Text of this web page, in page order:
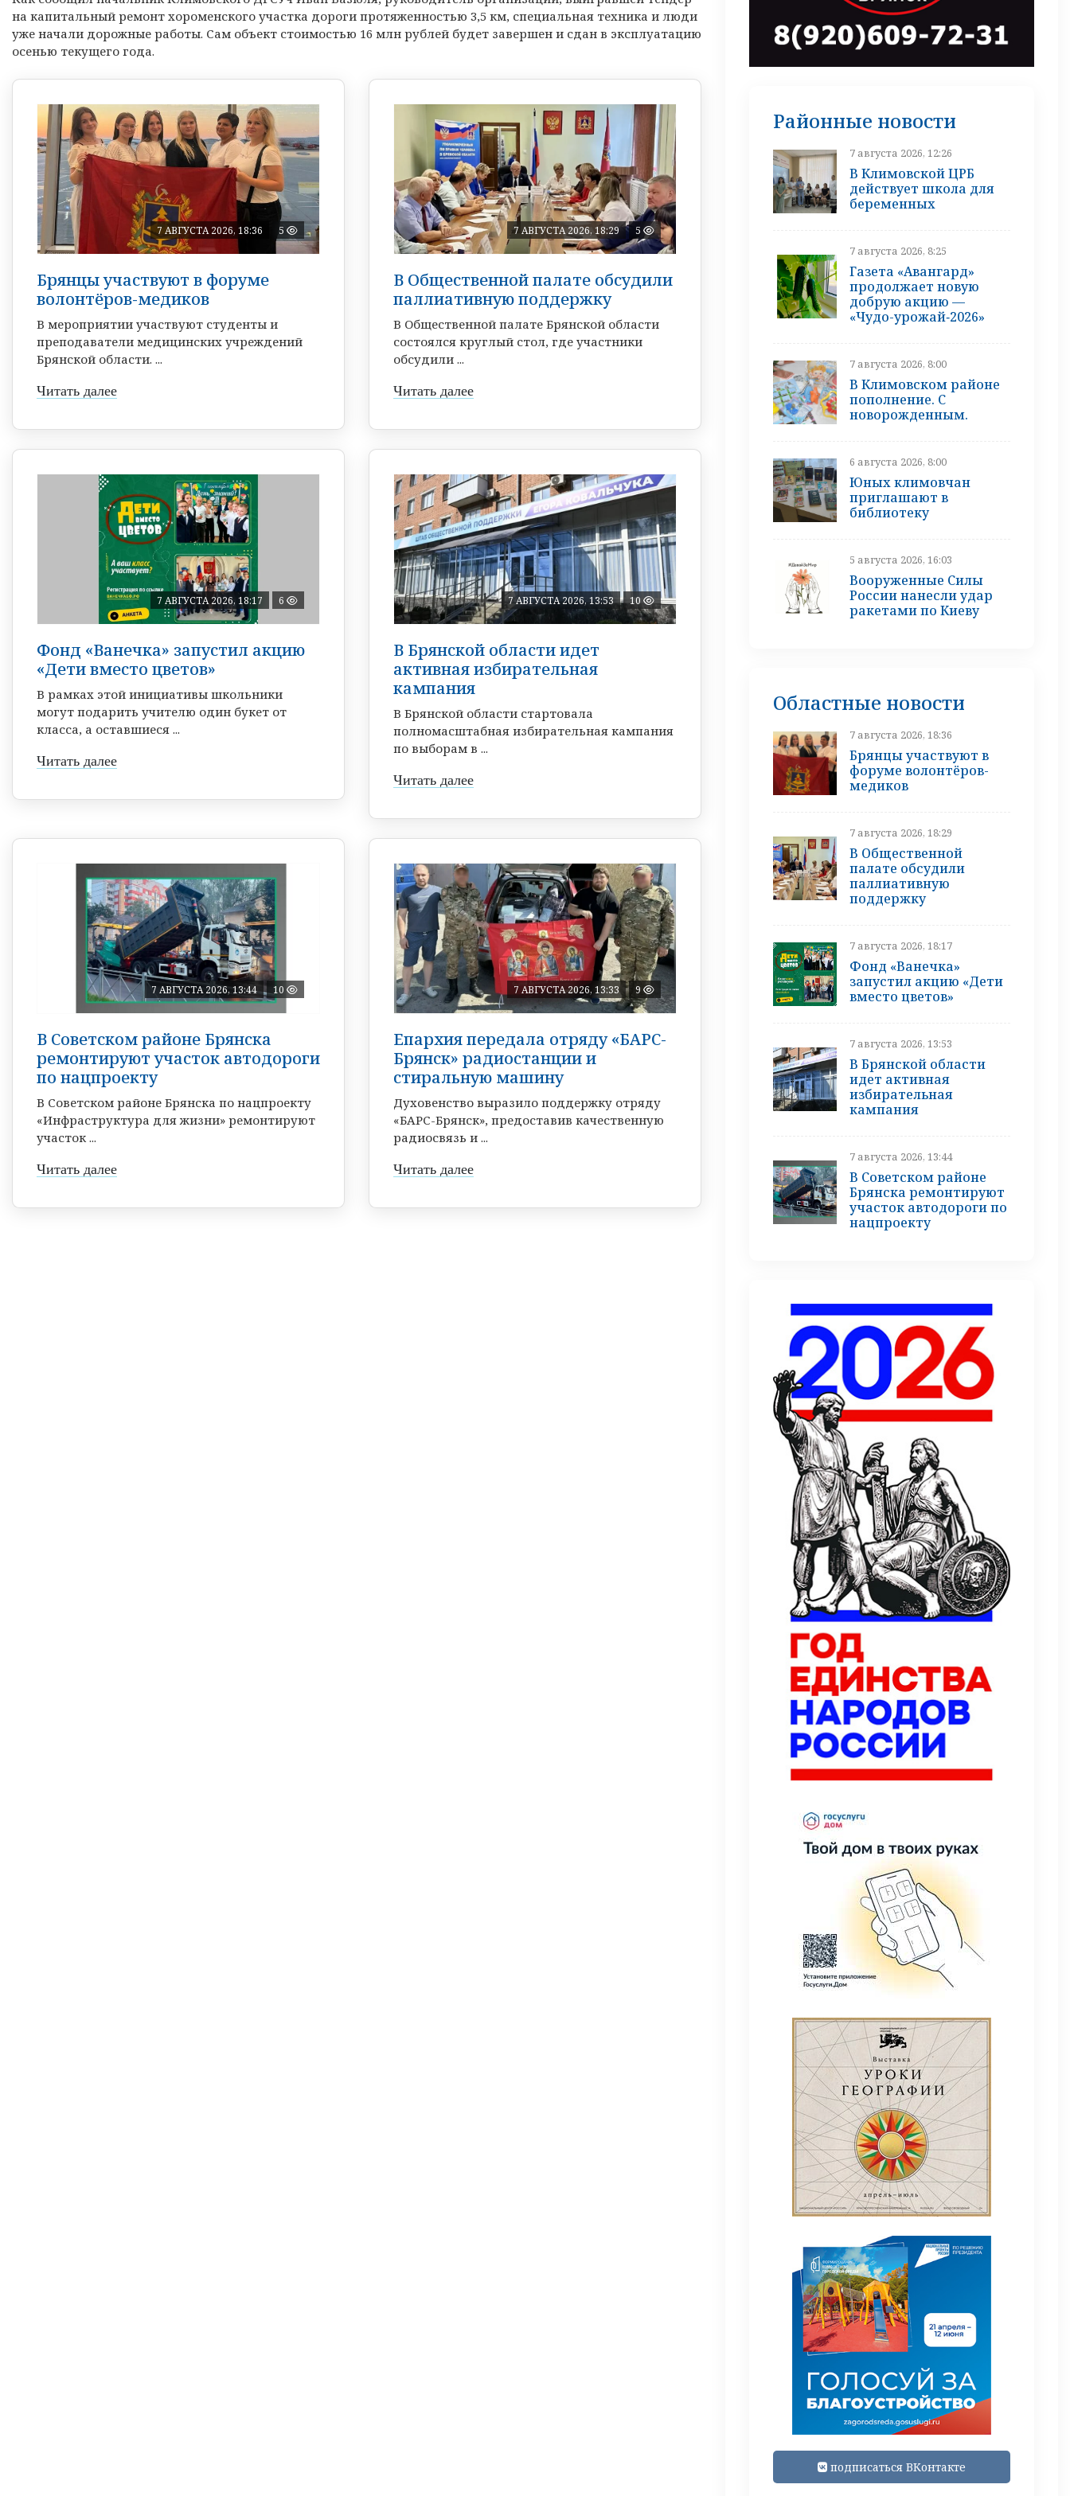
на капитальный ремонт хороменского участка дороги протяженностью 3,5 км, специальная техника и люди
уже начали дорожные работы. Сам объект стоимостью 16 млн рублей будет завершен и сдан в эксплуатацию
осенью текущего года.
7 АВГУСТА 2026, 18:36 5
Брянцы участвуют в форуме
волонтёров-медиков
В мероприятии участвуют студенты и
преподаватели медицинских учреждений
Брянской области. ...
Читать далее
7 АВГУСТА 2026, 18:29 5
В Общественной палате обсудили
паллиативную поддержку
В Общественной палате Брянской области
состоялся круглый стол, где участники
обсудили ...
Читать далее
7 АВГУСТА 2026, 18:17 6
Фонд «Ванечка» запустил акцию
«Дети вместо цветов»
В рамках этой инициативы школьники
могут подарить учителю один букет от
класса, а оставшиеся ...
Читать далее
7 АВГУСТА 2026, 13:53 10
В Брянской области идет
активная избирательная
кампания
В Брянской области стартовала
полномасштабная избирательная кампания
по выборам в ...
Читать далее
7 АВГУСТА 2026, 13:44 10
В Советском районе Брянска
ремонтируют участок автодороги
по нацпроекту
В Советском районе Брянска по нацпроекту
«Инфраструктура для жизни» ремонтируют
участок ...
Читать далее
7 АВГУСТА 2026, 13:33 9
Епархия передала отряду «БАРС-
Брянск» радиостанции и
стиральную машину
Духовенство выразило поддержку отряду
«БАРС-Брянск», предоставив качественную
радиосвязь и ...
Читать далее
Районные новости
7 августа 2026, 12:26
В Климовской ЦРБ
действует школа для
беременных
7 августа 2026, 8:25
Газета «Авангард»
продолжает новую
добрую акцию —
«Чудо-урожай‑2026»
7 августа 2026, 8:00
В Климовском районе
пополнение. С
новорожденным.
6 августа 2026, 8:00
Юных климовчан
приглашают в
библиотеку
5 августа 2026, 16:03
Вооруженные Силы
России нанесли удар
ракетами по Киеву
Областные новости
7 августа 2026, 18:36
Брянцы участвуют в
форуме волонтёров-
медиков
7 августа 2026, 18:29
В Общественной
палате обсудили
паллиативную
поддержку
7 августа 2026, 18:17
Фонд «Ванечка»
запустил акцию «Дети
вместо цветов»
7 августа 2026, 13:53
В Брянской области
идет активная
избирательная
кампания
7 августа 2026, 13:44
В Советском районе
Брянска ремонтируют
участок автодороги по
нацпроекту
подписаться ВКонтакте